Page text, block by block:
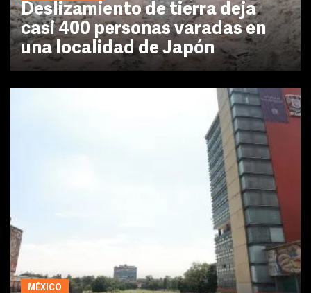
Deslizamiento de tierra deja
casi 400 personas varadas en
una localidad de Japón
MÉXICO